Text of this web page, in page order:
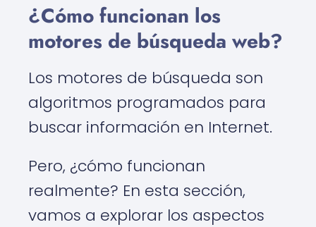
¿Cómo funcionan los
motores de búsqueda web?
Los motores de búsqueda son
algoritmos programados para
buscar información en Internet.
Pero, ¿cómo funcionan
realmente? En esta sección,
vamos a explorar los aspectos